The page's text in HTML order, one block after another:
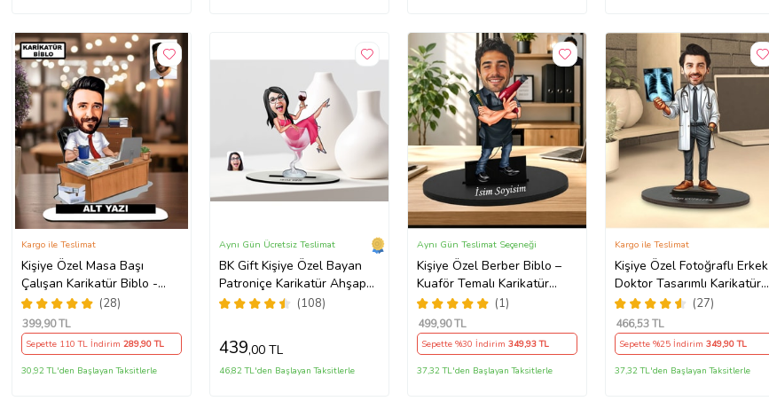
Kişiye Özel Masa Başı
Çalışan Karikatür Biblo -
Ofis Hediyesi, Yeni İş
Hediyesi, Yöneticiye Özel
Hediye
(28)
Kargo ile Teslimat
399,90 TL
Sepette 110 TL İndirim 289,90 TL
30,92 TL'den Başlayan Taksitlerle
BK Gift Kişiye Özel Bayan
Patroniçe Karikatür Ahşap
Biblo - 1 (Çok Renkli)
(108)
Aynı Gün Ücretsiz Teslimat
439,00 TL
46,82 TL'den Başlayan Taksitlerle
Kişiye Özel Berber Biblo –
Kuaför Temalı Karikatür
Figür – Fotoğraflı İsim Yazılı
Hediye Saç Tasarım
Uzmanına Hediye Karikatür
Biblo - Fön Makinesi ve
Tarak Detaylı Erkek
(1)
Aynı Gün Teslimat Seçeneği
499,90 TL
Sepette %30 İndirim 349,93 TL
37,32 TL'den Başlayan Taksitlerle
Kişiye Özel Fotoğraflı Erkek
Doktor Tasarımlı Karikatür
Biblo
(27)
Kargo ile Teslimat
466,53 TL
Sepette %25 İndirim 349,90 TL
37,32 TL'den Başlayan Taksitlerle